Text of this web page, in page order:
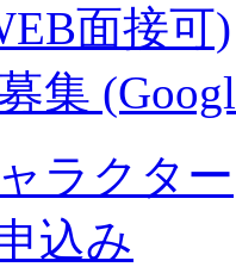
面接可)
集
ラクター
込み